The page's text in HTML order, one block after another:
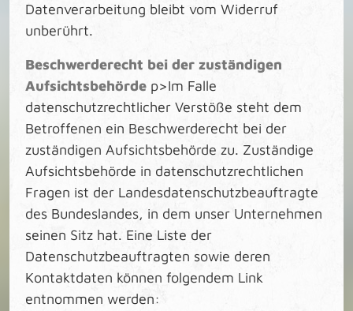
Datenverarbeitung bleibt vom Widerruf
unberührt.
Beschwerderecht bei der zuständigen
Aufsichtsbehörde p>Im Falle
datenschutzrechtlicher Verstöße steht dem
Betroffenen ein Beschwerderecht bei der
zuständigen Aufsichtsbehörde zu. Zuständige
Aufsichtsbehörde in datenschutzrechtlichen
Fragen ist der Landesdatenschutzbeauftragte
des Bundeslandes, in dem unser Unternehmen
seinen Sitz hat. Eine Liste der
Datenschutzbeauftragten sowie deren
Kontaktdaten können folgendem Link
entnommen werden: